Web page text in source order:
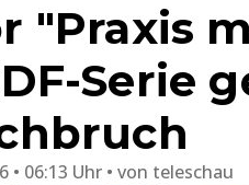
"Praxis
Serie
• 06:13 Uhr von teleschau